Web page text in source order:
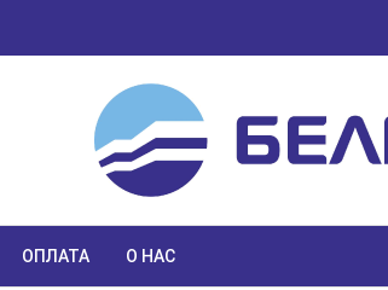
ОПЛАТА О НАС